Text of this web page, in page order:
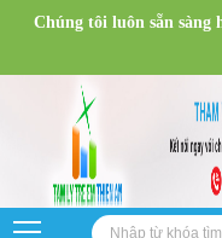
Chúng tôi luôn sẵn sàng